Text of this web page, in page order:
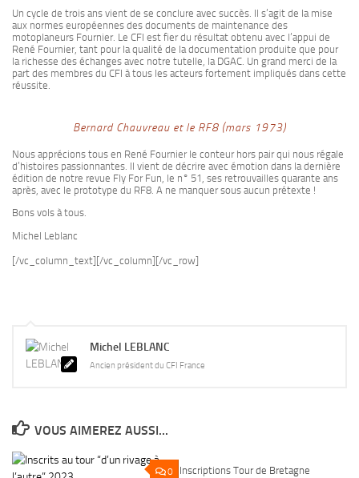
Un cycle de trois ans vient de se conclure avec succès. Il s’agit de la mise
aux normes européennes des documents de maintenance des
motoplaneurs Fournier. Le CFI est fier du résultat obtenu avec l’appui de
René Fournier, tant pour la qualité de la documentation produite que pour
la richesse des échanges avec notre tutelle, la DGAC. Un grand merci de la
part des membres du CFI à tous les acteurs fortement impliqués dans cette
réussite.
Bernard Chauvreau et le RF8 (mars 1973)
Nous apprécions tous en René Fournier le conteur hors pair qui nous régale
d’histoires passionnantes. Il vient de décrire avec émotion dans la dernière
édition de notre revue Fly For Fun, le n° 51, ses retrouvailles quarante ans
après, avec le prototype du RF8. A ne manquer sous aucun prétexte !
Bons vols à tous.
Michel Leblanc
[/vc_column_text][/vc_column][/vc_row]
Michel LEBLANC
Ancien président du CFI France
VOUS AIMEREZ AUSSI...
0
Inscriptions Tour de Bretagne